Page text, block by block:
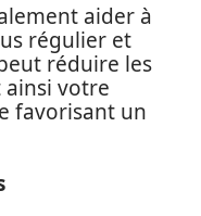
aider à
régulier et
réduire les
ainsi votre
favorisant un